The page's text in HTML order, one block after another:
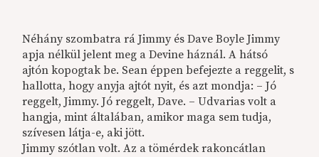
Néhány szombatra rá Jimmy és Dave Boyle Jimmy
apja nélkül jelent meg a Devine háznál. A hátsó
ajtón kopogtak be. Sean éppen befejezte a reggelit, s
hallotta, hogy anyja ajtót nyit, és azt mondja: – Jó
reggelt, Jimmy. Jó reggelt, Dave. – Udvarias volt a
hangja, mint általában, amikor maga sem tudja,
szívesen látja-e, aki jött.
Jimmy szótlan volt. Az a tömérdek rakoncátlan